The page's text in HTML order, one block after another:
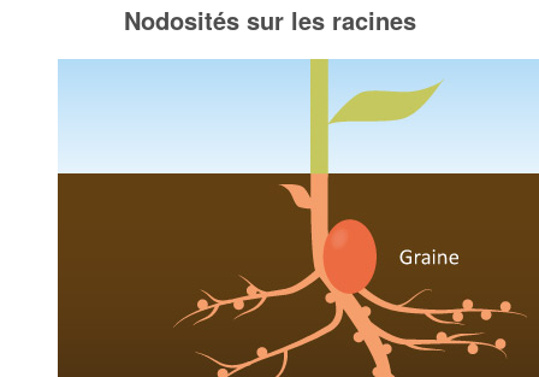
Nodosités sur les racines